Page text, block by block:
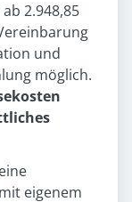
2.948,85
und
möglich.
eigenem